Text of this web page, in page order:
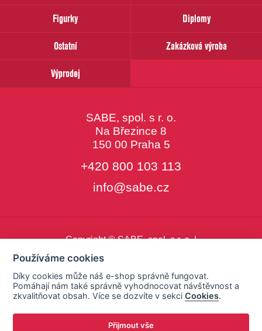
email
Figurky
Diplomy
Ostatní
Zakázková výroba
Výprodej
SABE, spol. s r. o.
Na Březince 8
150 00 Praha 5
+420 800 103 113
info@sabe.cz
Copyright © SABE, spol. s r. o. |
Používáme cookies
Díky cookies může náš e-shop správně fungovat.
Pomáhají nám také správně vyhodnocovat návštěvnost a
zkvalitňovat obsah. Více se dozvíte v sekciCookies.
Přijmout vše